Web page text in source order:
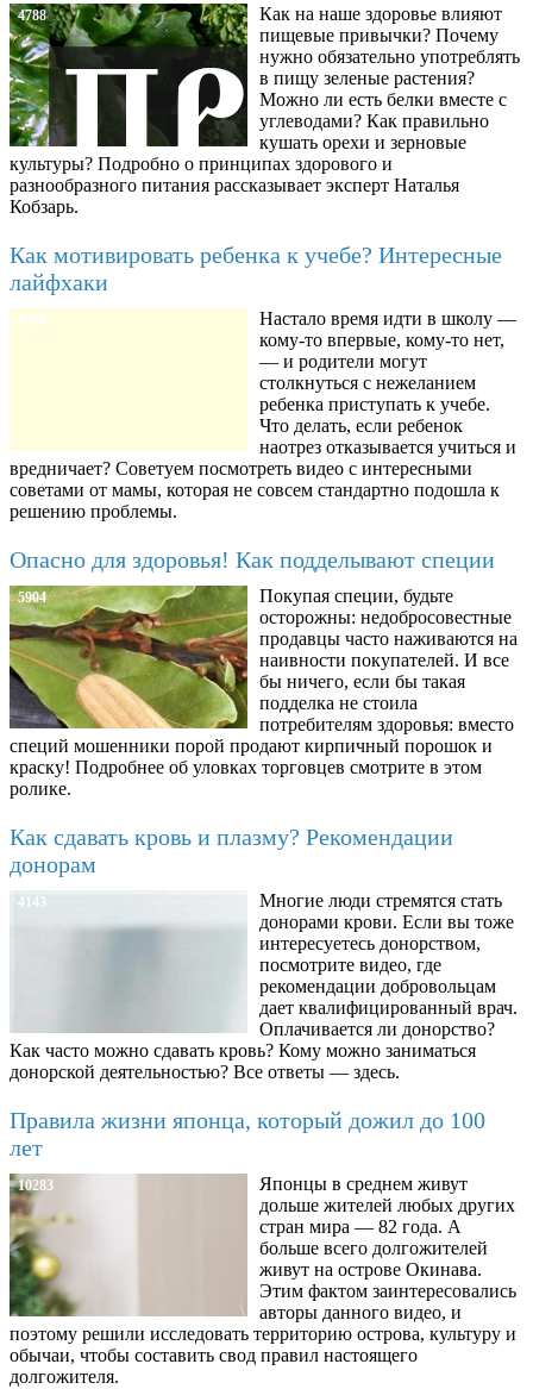
4788
Как на наше здоровье влияют
пищевые привычки? Почему
нужно обязательно употреблять
в пищу зеленые растения?
Можно ли есть белки вместе с
углеводами? Как правильно
кушать орехи и зерновые
культуры? Подробно о принципах здорового и
разнообразного питания рассказывает эксперт Наталья
Кобзарь.
Как мотивировать ребенка к учебе? Интересные
лайфхаки
8780
Настало время идти в школу —
кому-то впервые, кому-то нет,
— и родители могут
столкнуться с нежеланием
ребенка приступать к учебе.
Что делать, если ребенок
наотрез отказывается учиться и
вредничает? Советуем посмотреть видео с интересными
советами от мамы, которая не совсем стандартно подошла к
решению проблемы.
Опасно для здоровья! Как подделывают специи
5904
Покупая специи, будьте
осторожны: недобросовестные
продавцы часто наживаются на
наивности покупателей. И все
бы ничего, если бы такая
подделка не стоила
потребителям здоровья: вместо
специй мошенники порой продают кирпичный порошок и
краску! Подробнее об уловках торговцев смотрите в этом
ролике.
Как сдавать кровь и плазму? Рекомендации
донорам
4143
Многие люди стремятся стать
донорами крови. Если вы тоже
интересуетесь донорством,
посмотрите видео, где
рекомендации добровольцам
дает квалифицированный врач.
Оплачивается ли донорство?
Как часто можно сдавать кровь? Кому можно заниматься
донорской деятельностью? Все ответы — здесь.
Правила жизни японца, который дожил до 100
лет
10283
Японцы в среднем живут
дольше жителей любых других
стран мира — 82 года. А
больше всего долгожителей
живут на острове Окинава.
Этим фактом заинтересовались
авторы данного видео, и
поэтому решили исследовать территорию острова, культуру и
обычаи, чтобы составить свод правил настоящего
долгожителя.